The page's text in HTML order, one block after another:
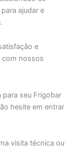
ajudar e
e
com nossos
para seu Frigobar
hesite em entrar
visita técnica ou